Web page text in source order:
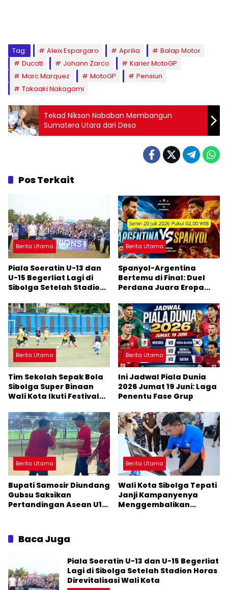
Tag: Aleix Espargaro Aprilia
Balap Motor
Ducati
Johann Zarco
Karier MotoGP
Marc Marquez
MotoGP
Pensiun
Takaaki Nakagami
Tekad Nikson Nababan Membangun
Sumatera Utara dari Desa
Pos Terkait
Berita Utama
Piala Soeratin U-13 dan
U-15 Begerliat Lagi di
Sibolga Setelah Stadion
Kota
Berita Utama
Spanyol-Argentina
Bertemu di Final: Duel
Perdana Juara Eropa
Berita Utama
Tim Sekolah Sepak Bola
Sibolga Super Binaan
Wali Kota Ikuti Festival
Presiden
Berita Utama
Ini Jadwal Piala Dunia
2026 Jumat 19 Juni: Laga
Penentu Fase Grup
Berita Utama
Bupati Samosir Diundang
Gubsu Saksikan
Pertandingan Asean U19
Berita Utama
Wali Kota Sibolga Tepati
Janji Kampanyenya
Menggembalikan
Baca Juga
Piala Soeratin U-13 dan U-15 Begerliat
Lagi di Sibolga Setelah Stadion Horas
Direvitalisasi Wali Kota